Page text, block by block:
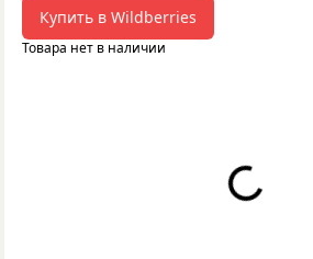
Купить в Wildberries
Товара нет в наличии
Loading...